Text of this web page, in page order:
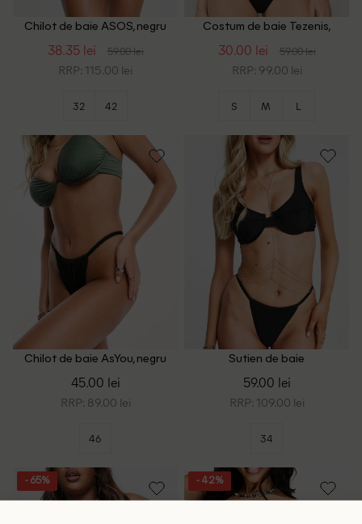
Chilot de baie ASOS, negru
38.35 lei 59.00 lei
RRP: 115.00 lei
32 42
Costum de baie Tezenis,
30.00 lei 59.00 lei
RRP: 99.00 lei
S M L
Chilot de baie AsYou, negru
45.00 lei
RRP: 89.00 lei
46
Sutien de baie
59.00 lei
RRP: 109.00 lei
34
- 65% - 42%